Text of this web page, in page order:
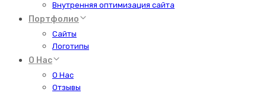
Внутренняя оптимизация сайта
Портфолио
Сайты
Логотипы
О Нас
О Нас
Отзывы